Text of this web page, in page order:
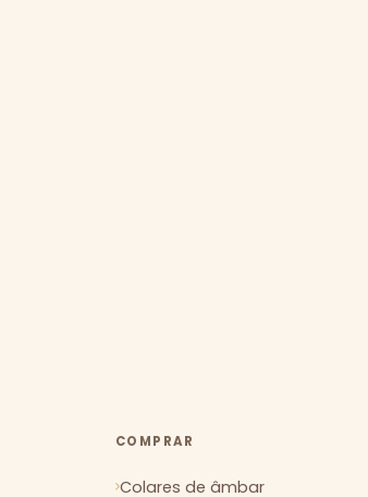
COMPRAR
Colares de âmbar